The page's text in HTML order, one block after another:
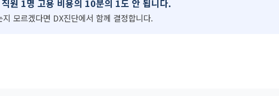
원 1명 고용 비용의 10분의 1도 안 됩니다.
모르겠다면 DX진단에서 함께 결정합니다.